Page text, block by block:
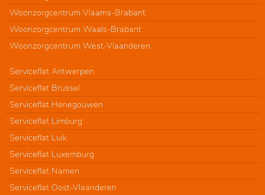
Woonzorgcentrum Vlaams-Brabant
Woonzorgcentrum Waals-Brabant
Woonzorgcentrum West-Vlaanderen
Serviceflat Antwerpen
Serviceflat Brussel
Serviceflat Henegouwen
Serviceflat Limburg
Serviceflat Luik
Serviceflat Luxemburg
Serviceflat Namen
Serviceflat Oost-Vlaanderen